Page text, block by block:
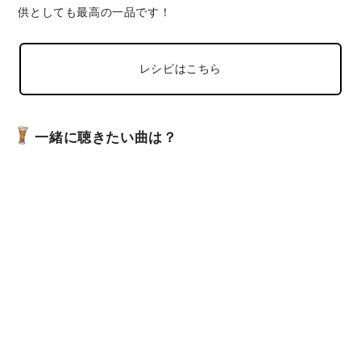
供としても最高の一品です！
レシピはこちら
一緒に聴きたい曲は？